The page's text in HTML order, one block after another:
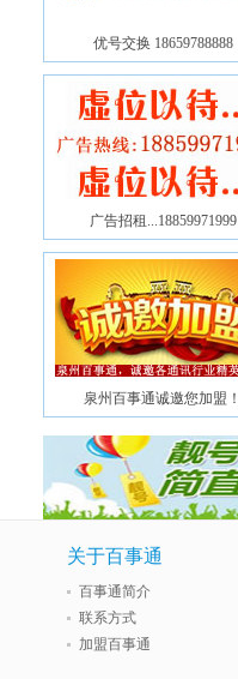
优号交换 18659788888
广告招租...18859971999
泉州百事通诚邀您加盟！
关于百事通
百事通简介
联系方式
加盟百事通